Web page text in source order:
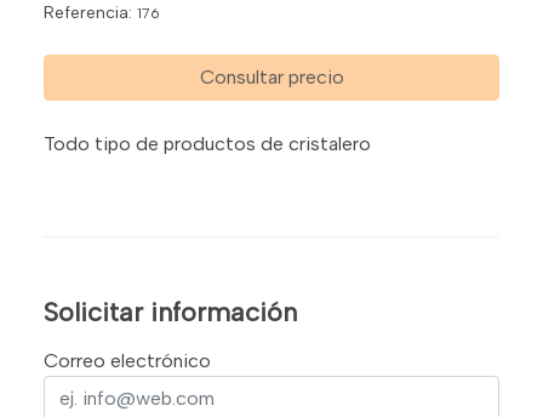
Referencia: 176
Consultar precio
Todo tipo de productos de cristalero
Solicitar información
Correo electrónico